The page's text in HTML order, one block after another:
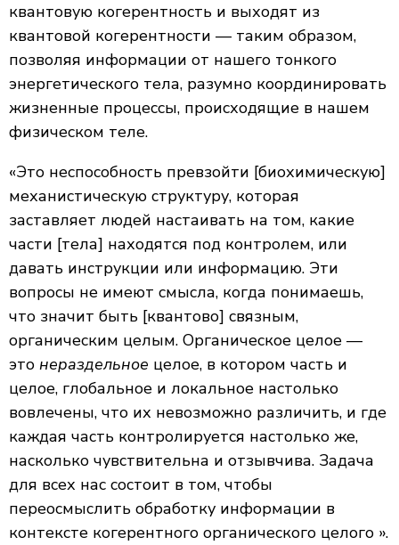
квантовую когерентность и выходят из
квантовой когерентности — таким образом,
позволяя информации от нашего тонкого
энергетического тела, разумно координировать
жизненные процессы, происходящие в нашем
физическом теле.
«Это неспособность превзойти [биохимическую]
механистическую структуру, которая
заставляет людей настаивать на том, какие
части [тела] находятся под контролем, или
давать инструкции или информацию. Эти
вопросы не имеют смысла, когда понимаешь,
что значит быть [квантово] связным,
органическим целым. Органическое целое —
это нераздельное целое, в котором часть и
целое, глобальное и локальное настолько
вовлечены, что их невозможно различить, и где
каждая часть контролируется настолько же,
насколько чувствительна и отзывчива. Задача
для всех нас состоит в том, чтобы
переосмыслить обработку информации в
контексте когерентного органического целого ».